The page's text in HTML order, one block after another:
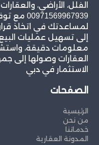
الفلل، الأراضي،
لمساعدتك في اتخاذ
إلى تسهيل عمليات
معلومات دقيقة،
العقارات وصولها إلى
الاستثمار في دبي
الصفحات
الرئيسية
من نحن
خدماتنا
المدونة العقارية